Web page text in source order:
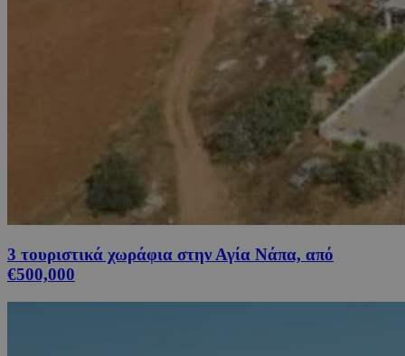
3 τουριστικά χωράφια στην Αγία Νάπα, από
€500,000